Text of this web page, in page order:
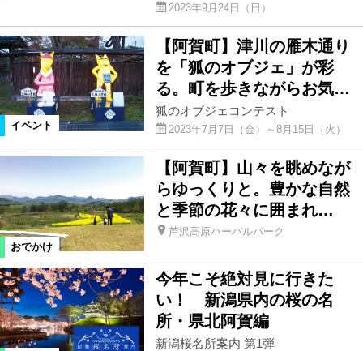
2023年9月24日（日）
イベント
【阿賀町】津川の雁木通り
を「狐のオブジェ」が彩
る。町を歩きながらお気…
狐のオブジェコンテスト
2023年7月7日（金）～8月15日（火）
おでかけ
【阿賀町】山々を眺めなが
らゆっくりと。豊かな自然
と季節の花々に囲まれ…
芦沢高原ハーバルパーク
今年こそ絶対見に行きた
い！ 新潟県内の桜の名
所・県北阿賀編
新潟桜名所案内 第1弾